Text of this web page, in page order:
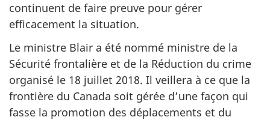
continuent de faire preuve pour gérer
efficacement la situation.
Le ministre Blair a été nommé ministre de la
Sécurité frontalière et de la Réduction du crime
organisé le 18 juillet 2018. Il veillera à ce que la
frontière du Canada soit gérée d’une façon qui
fasse la promotion des déplacements et du